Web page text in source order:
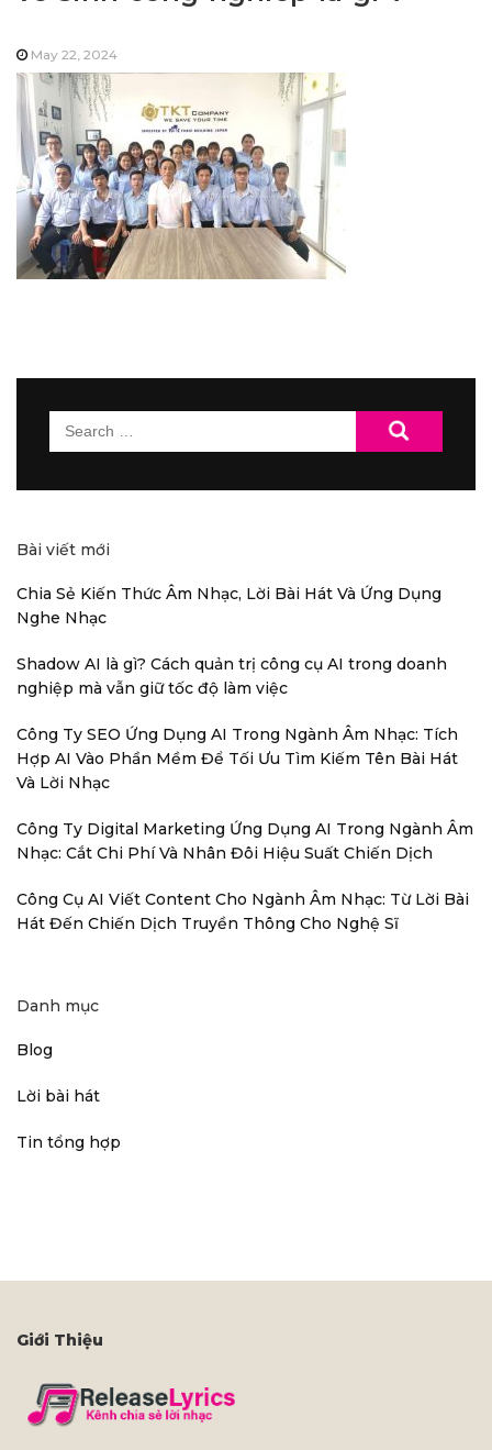
May 22, 2024
Search
for:
Bài viết mới
Chia Sẻ Kiến Thức Âm Nhạc, Lời Bài Hát Và Ứng Dụng
Nghe Nhạc
Shadow AI là gì? Cách quản trị công cụ AI trong doanh
nghiệp mà vẫn giữ tốc độ làm việc
Công Ty SEO Ứng Dụng AI Trong Ngành Âm Nhạc: Tích
Hợp AI Vào Phần Mềm Để Tối Ưu Tìm Kiếm Tên Bài Hát
Và Lời Nhạc
Công Ty Digital Marketing Ứng Dụng AI Trong Ngành Âm
Nhạc: Cắt Chi Phí Và Nhân Đôi Hiệu Suất Chiến Dịch
Công Cụ AI Viết Content Cho Ngành Âm Nhạc: Từ Lời Bài
Hát Đến Chiến Dịch Truyền Thông Cho Nghệ Sĩ
Danh mục
Blog
Lời bài hát
Tin tổng hợp
Giới Thiệu